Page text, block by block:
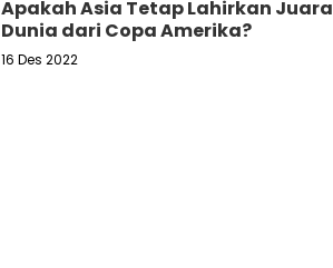
Apakah Asia Tetap Lahirkan Juara
Dunia dari Copa Amerika?
16 Des 2022